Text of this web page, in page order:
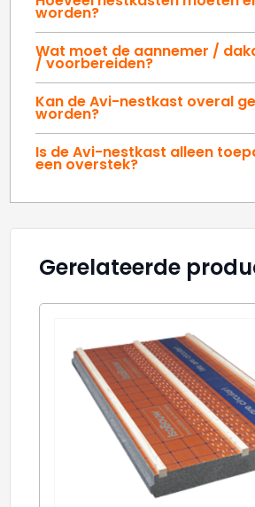
worden?
Wat moet de aannemer /
/ voorbereiden?
Kan de Avi-nestkast overal
worden?
Is de Avi-nestkast alleen
een overstek?
Gerelateerde